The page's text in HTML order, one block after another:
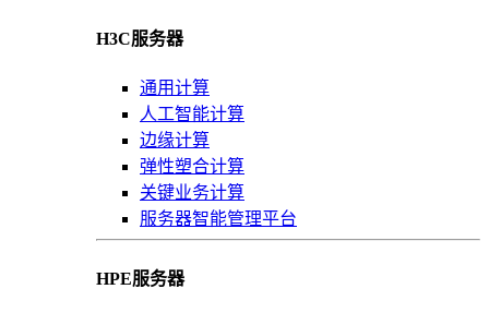
H3C服务器
通用计算
人工智能计算
边缘计算
弹性塑合计算
关键业务计算
服务器智能管理平台
HPE服务器